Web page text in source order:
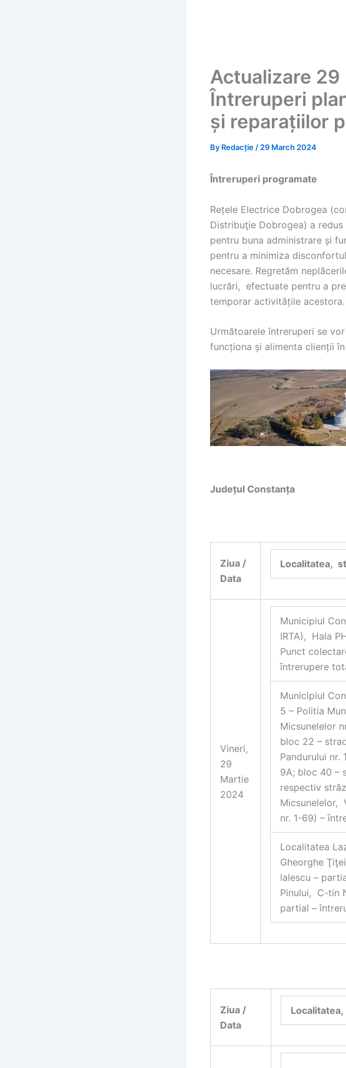
Actualizare
Întreruperi
și reparațiilor
By Redacție/29 March 2024
Întreruperi programate
Rețele Electrice Dobrogea
Distribuţie Dobrogea) a
pentru buna administrare și
pentru a minimiza
necesare. Regretăm
lucrări, efectuate pentru a
temporar activitățile acestora.
Următoarele întreruperi se
funcționa și alimenta clienții
Județul Constanța
Ziua /
Data
Localitatea,
Vineri,
29
Martie
2024
Municipiul
IRTA), Hala
Punct
ȋntrerupere
Municipiul
5 – Politia
Micsunelelor
bloc 22 –
Pandurului nr.
9A; bloc 40 –
respectiv
Micsunelelor,
nr. 1-69) –
Localitatea
Gheorghe Ţiƫ
lalescu –
Pinului, C-tin
partial –
Ziua /
Data